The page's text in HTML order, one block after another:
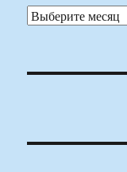
Архивы